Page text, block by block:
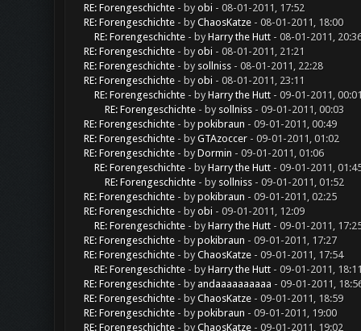
RE: Forengeschichte - byobi- 08-01-2011, 17:52
RE: Forengeschichte - byChaosKatze- 08-01-2011, 18:00
RE: Forengeschichte - byHarry the Hutt- 08-01-2011,
RE: Forengeschichte - byobi- 08-01-2011, 21:21
RE: Forengeschichte - by sollniss- 08-01-2011, 22:28
RE: Forengeschichte - byobi- 08-01-2011, 23:11
RE: Forengeschichte - byHarry the Hutt- 09-01-2011, 00:01
RE: Forengeschichte - by sollniss- 09-01-2011, 00:03
RE: Forengeschichte - bypokibraun - 09-01-2011, 00:49
RE: Forengeschichte - byGTAzoccer- 09-01-2011, 01:02
RE: Forengeschichte - byDormin - 09-01-2011, 01:06
RE: Forengeschichte - byHarry the Hutt- 09-01-2011,
RE: Forengeschichte - by sollniss- 09-01-2011, 01:52
RE: Forengeschichte - bypokibraun - 09-01-2011, 02:25
RE: Forengeschichte - byobi- 09-01-2011, 12:09
RE: Forengeschichte - byHarry the Hutt- 09-01-2011,
RE: Forengeschichte - bypokibraun - 09-01-2011, 17:27
RE: Forengeschichte - byChaosKatze- 09-01-2011, 17:54
RE: Forengeschichte - byHarry the Hutt- 09-01-2011, 18:11
RE: Forengeschichte - byandaaaaaaaaaa - 09-01-2011,
RE: Forengeschichte - byChaosKatze- 09-01-2011, 18:59
RE: Forengeschichte - bypokibraun - 09-01-2011, 19:00
RE: Forengeschichte - byChaosKatze- 09-01-2011, 19:02